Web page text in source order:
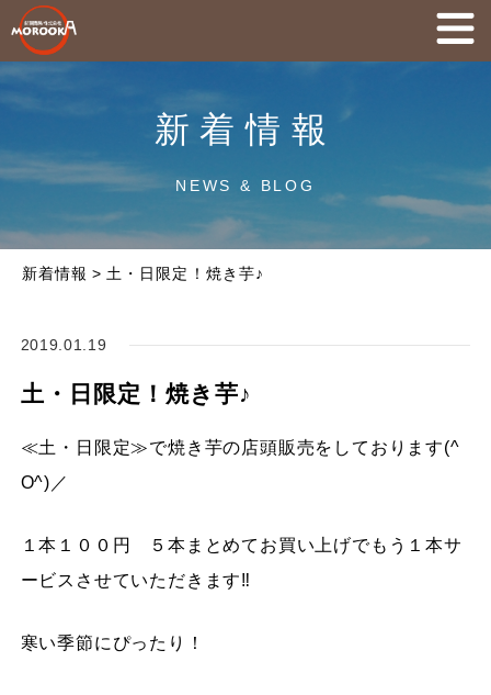
新着情報
NEWS & BLOG
新着情報 > 土・日限定！焼き芋♪
2019.01.19
土・日限定！焼き芋♪
≪土・日限定≫で焼き芋の店頭販売をしております(^
O^)／
１本１００円 ５本まとめてお買い上げでもう１本サ
ービスさせていただきます‼
寒い季節にぴったり！